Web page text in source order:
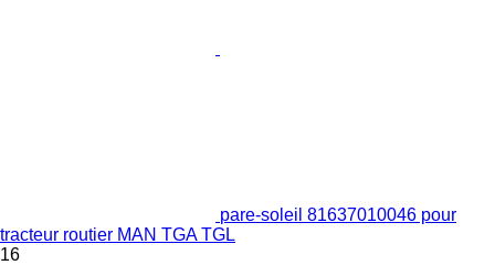
pare-soleil 81637010046 pour
tracteur routier MAN TGA TGL
16